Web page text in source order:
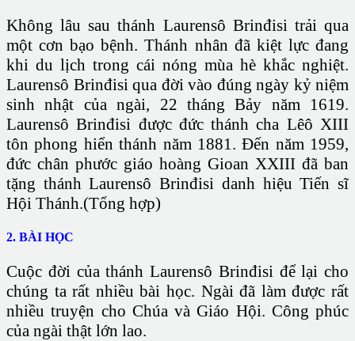
Không lâu sau thánh Laurensô Brinđisi trải qua
một cơn bạo bệnh. Thánh nhân đã kiệt lực đang
khi du lịch trong cái nóng mùa hè khắc nghiệt.
Laurensô Brinđisi qua đời vào đúng ngày kỷ niệm
sinh nhật của ngài, 22 tháng Bảy năm 1619.
Laurensô Brinđisi được đức thánh cha Lêô XIII
tôn phong hiển thánh năm 1881. Đến năm 1959,
đức chân phước giáo hoàng Gioan XXIII đã ban
tặng thánh Laurensô Brinđisi danh hiệu Tiến sĩ
Hội Thánh.(Tổng hợp)
2. BÀI HỌC
Cuộc đời của thánh Laurensô Brinđisi để lại cho
chúng ta rất nhiều bài học. Ngài đã làm được rất
nhiều truyện cho Chúa và Giáo Hội. Công phúc
của ngài thật lớn lao.